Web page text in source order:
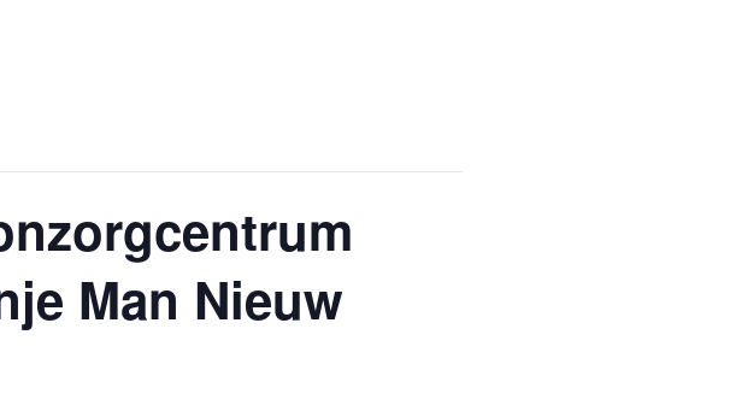
Man Nieuw